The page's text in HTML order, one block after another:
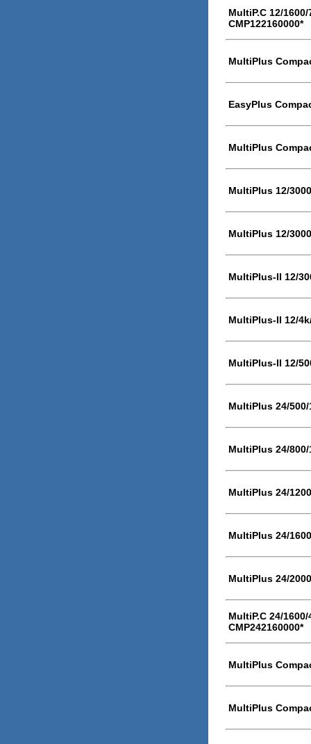
MultiP.C 12/
CMP122160000*
MultiPlus
EasyPlus
MultiPlus
MultiPlus 12/
MultiPlus 12/
MultiPlus-II 12/
MultiPlus-II 12/
MultiPlus-II 12/
MultiPlus 24/500/
MultiPlus 24/800/
MultiPlus 24/
MultiPlus 24/
MultiPlus 24/
MultiP.C 24/
CMP242160000*
MultiPlus
MultiPlus